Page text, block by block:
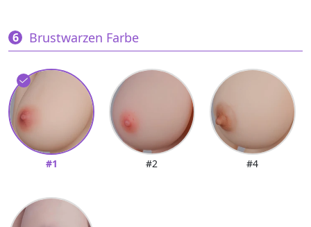
Brustwarzen Farbe
#1 #2 #4